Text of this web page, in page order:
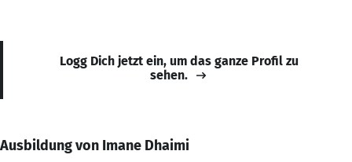
Logg Dich jetzt ein, um das ganze Profil zu
sehen.
Ausbildung von Imane Dhaimi